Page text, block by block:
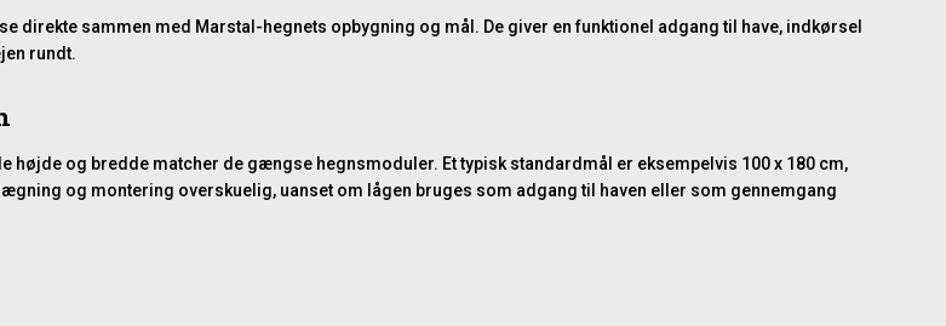
direkte sammen med Marstal-hegnets opbygning og mål. De giver en funktionel adgang til have, indkørsel
rundt.
højde og bredde matcher de gængse hegnsmoduler. Et typisk standardmål er eksempelvis 100 x 180 cm,
og montering overskuelig, uanset om lågen bruges som adgang til haven eller som gennemgang